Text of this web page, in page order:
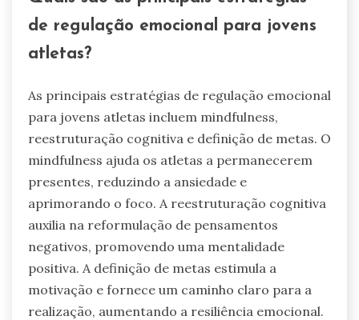
de regulação emocional para jovens
atletas?
As principais estratégias de regulação emocional
para jovens atletas incluem mindfulness,
reestruturação cognitiva e definição de metas. O
mindfulness ajuda os atletas a permanecerem
presentes, reduzindo a ansiedade e
aprimorando o foco. A reestruturação cognitiva
auxilia na reformulação de pensamentos
negativos, promovendo uma mentalidade
positiva. A definição de metas estimula a
motivação e fornece um caminho claro para a
realização, aumentando a resiliência emocional.